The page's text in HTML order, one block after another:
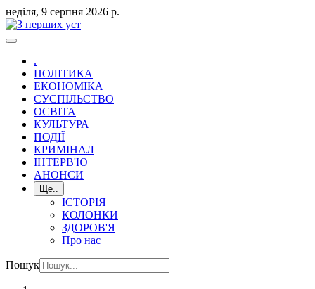
неділя, 9 серпня 2026 р.
.
ПОЛІТИКА
ЕКОНОМІКА
СУСПІЛЬСТВО
ОСВІТА
КУЛЬТУРА
ПОДІЇ
КРИМІНАЛ
ІНТЕРВ'Ю
АНОНСИ
Ще..
ІСТОРІЯ
КОЛОНКИ
ЗДОРОВ'Я
Про нас
Пошук